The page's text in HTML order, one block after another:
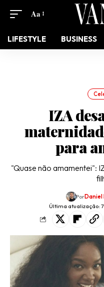
Aa
LIFESTYLE BUSINESS
IZA
para
"Quase não amamentei":
Última atualização:
PorDaniel